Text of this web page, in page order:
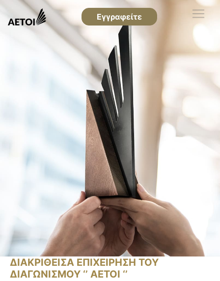
Εγγραφείτε
ΔΙΑΚΡΙΘΕΙΣΑ ΕΠΙΧΕΙΡΗΣΗ ΤΟΥ
ΔΙΑΓΩΝΙΣΜΟΥ ‘’ ΑΕΤΟΙ ‘’